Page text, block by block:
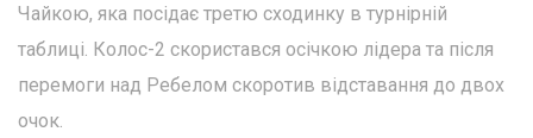
Чайкою, яка посідає третю сходинку в турнірній
таблиці. Колос-2 скористався осічкою лідера та після
перемоги над Ребелом скоротив відставання до двох
очок.